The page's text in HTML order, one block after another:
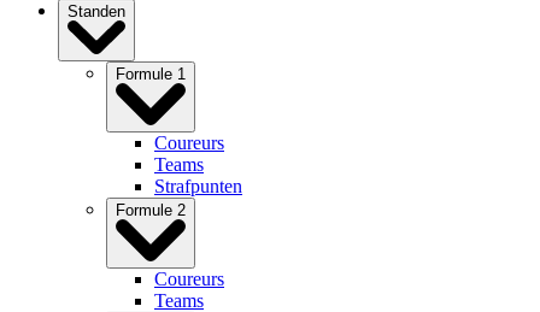
Standen
Formule 1
Coureurs
Teams
Strafpunten
Formule 2
Coureurs
Teams